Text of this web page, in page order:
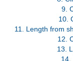
9.
10.
11. Length from
12.
13.
14.